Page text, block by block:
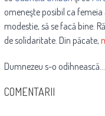
omeneşte posibil ca
modestie, să se facă bine.
de solidaritate. Din păcate,
Dumnezeu s-o odihnească…
COMENTARII